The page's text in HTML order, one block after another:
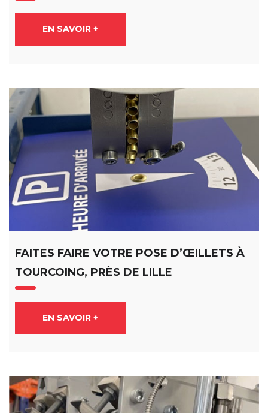
EN SAVOIR +
FAITES FAIRE VOTRE POSE D’ŒILLETS À
TOURCOING, PRÈS DE LILLE
EN SAVOIR +